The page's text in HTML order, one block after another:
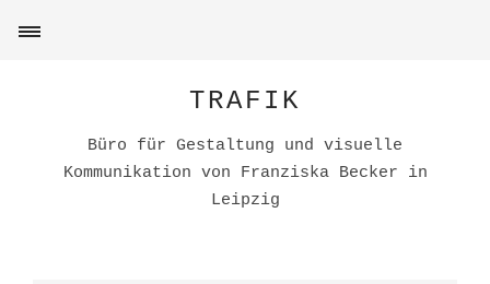
TRAFIK
Büro für Gestaltung und visuelle
Kommunikation von Franziska Becker in
Leipzig